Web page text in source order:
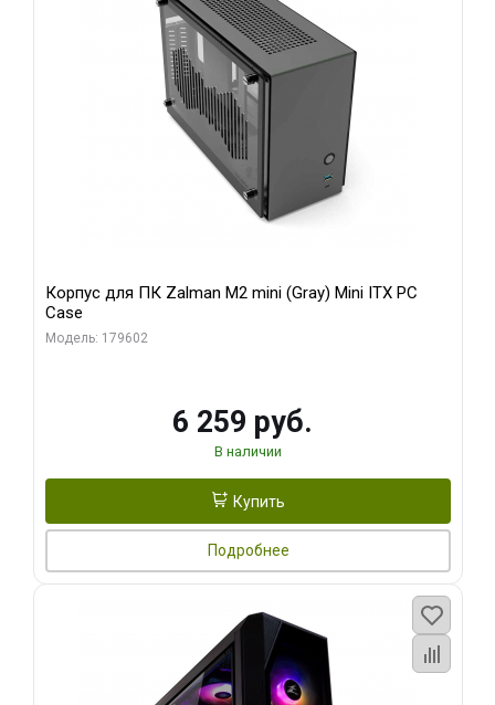
Корпус для ПК Zalman M2 mini (Gray) Mini ITX PC
Case
Модель: 179602
6 259 руб.
В наличии
Купить
Подробнее